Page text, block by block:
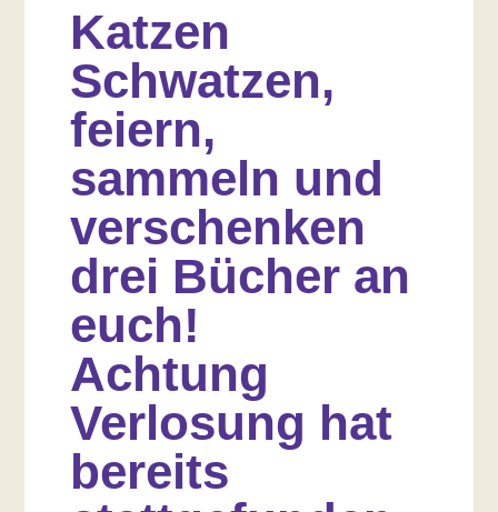
Katzen
Schwatzen,
feiern,
sammeln und
verschenken
drei Bücher an
euch!
Achtung
Verlosung hat
bereits